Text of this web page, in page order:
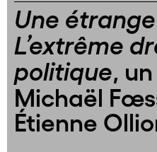
Une
L’extrême
politique,
Michaël
Étienne